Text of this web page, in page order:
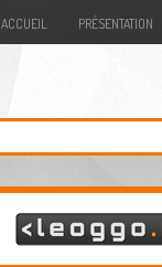
ACCUEIL PRÉSENTATION